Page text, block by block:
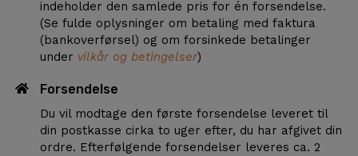
indeholder den samlede pris for én forsendelse.
(Se fulde oplysninger om betaling med faktura
(bankoverførsel) og om forsinkede betalinger
under vilkår og betingelser)
Forsendelse
Du vil modtage den første forsendelse leveret til
din postkasse cirka to uger efter, du har afgivet din
ordre. Efterfølgende forsendelser leveres ca. 2